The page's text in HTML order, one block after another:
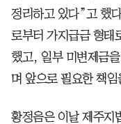
정리하고 있다”고 했
로부터 가지급금 형태
했고, 일부 미변제금
며 앞으로 필요한 책
황정음은 이날 제주지